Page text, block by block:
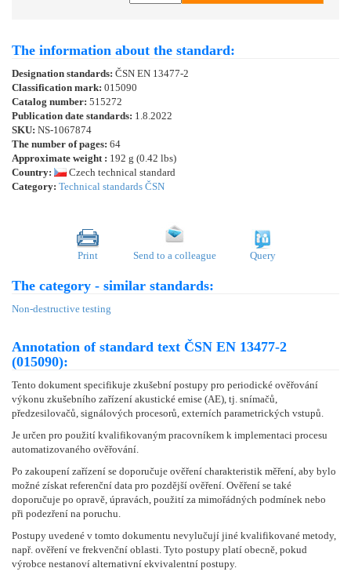
The information about the standard:
Designation standards: ČSN EN 13477-2
Classification mark: 015090
Catalog number: 515272
Publication date standards: 1.8.2022
SKU: NS-1067874
The number of pages: 64
Approximate weight : 192 g (0.42 lbs)
Country:
Czech technical standard
Category: Technical standards ČSN
Print Send to a colleague Query
The category - similar standards:
Non-destructive testing
Annotation of standard text ČSN EN 13477-2
(015090):
Tento dokument specifikuje zkušební postupy pro periodické ověřování
výkonu zkušebního zařízení akustické emise (AE), tj. snímačů,
předzesilovačů, signálových procesorů, externích parametrických vstupů.
Je určen pro použití kvalifikovaným pracovníkem k implementaci procesu
automatizovaného ověřování.
Po zakoupení zařízení se doporučuje ověření charakteristik měření, aby bylo
možné získat referenční data pro pozdější ověření. Ověření se také
doporučuje po opravě, úpravách, použití za mimořádných podmínek nebo
při podezření na poruchu.
Postupy uvedené v tomto dokumentu nevylučují jiné kvalifikované metody,
např. ověření ve frekvenční oblasti. Tyto postupy platí obecně, pokud
výrobce nestanoví alternativní ekvivalentní postupy.